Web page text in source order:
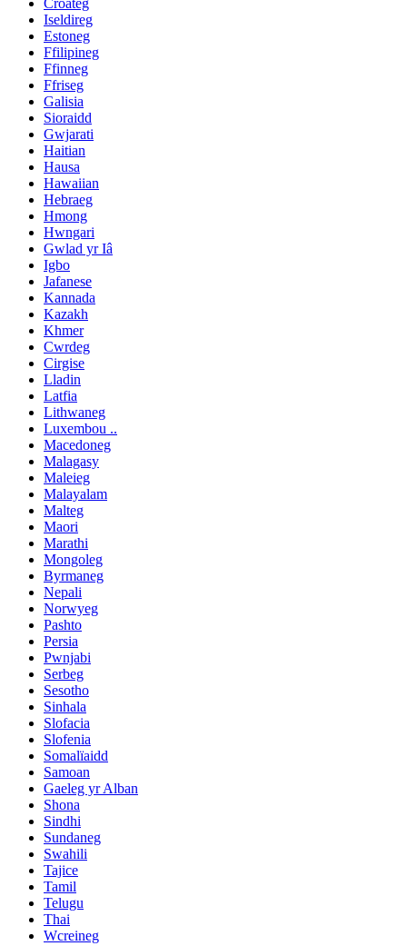
Croateg
Iseldireg
Estoneg
Ffilipineg
Ffinneg
Ffriseg
Galisia
Sioraidd
Gwjarati
Haitian
Hausa
Hawaiian
Hebraeg
Hmong
Hwngari
Gwlad yr Iâ
Igbo
Jafanese
Kannada
Kazakh
Khmer
Cwrdeg
Cirgise
Lladin
Latfia
Lithwaneg
Luxembou ..
Macedoneg
Malagasy
Maleieg
Malayalam
Malteg
Maori
Marathi
Mongoleg
Byrmaneg
Nepali
Norwyeg
Pashto
Persia
Pwnjabi
Serbeg
Sesotho
Sinhala
Slofacia
Slofenia
Somalïaidd
Samoan
Gaeleg yr Alban
Shona
Sindhi
Sundaneg
Swahili
Tajice
Tamil
Telugu
Thai
Wcreineg